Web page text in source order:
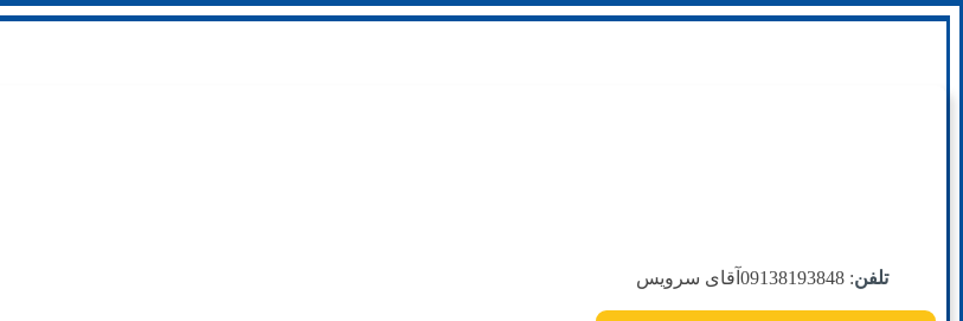
تلفن: 09138193848 آقای سرویس